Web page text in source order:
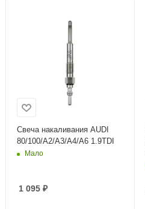
Свеча накаливания AUDI
80/100/A2/A3/A4/A6 1.9TDI
Мало
1 095 ₽